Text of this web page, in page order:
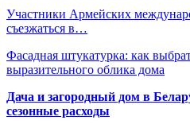
Участники Армейских
съезжаться в…
Фасадная штукатурка: как
выразительного облика дома
Дача и загородный дом в
сезонные расходы